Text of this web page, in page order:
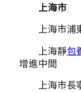
上海市
上海市浦東
上海靜包
增進中間
上海市長寧